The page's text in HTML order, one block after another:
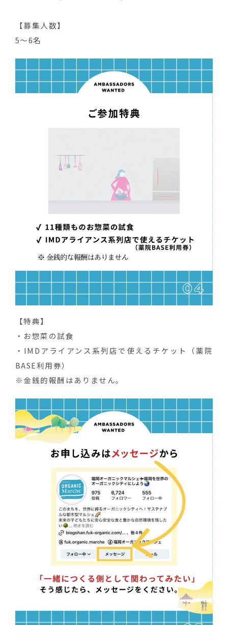
【募集人数】
5〜6名
【特典】
・お惣菜の試食
・IMDアライアンス系列店で使えるチケット（薬院
BASE利用券）
※金銭的報酬はありません。